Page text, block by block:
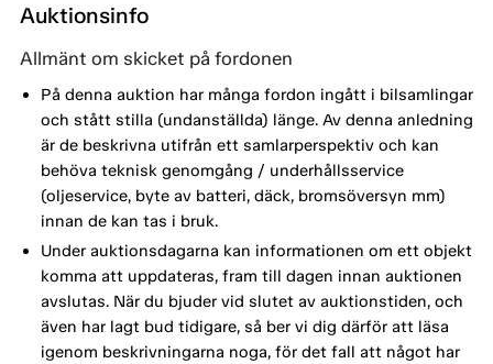
Auktionsinfo
Allmänt om skicket på fordonen
På denna auktion har många fordon ingått i bilsamlingar
och stått stilla (undanställda) länge. Av denna anledning
är de beskrivna utifrån ett samlarperspektiv och kan
behöva teknisk genomgång / underhållsservice
(oljeservice, byte av batteri, däck, bromsöversyn mm)
innan de kan tas i bruk.
Under auktionsdagarna kan informationen om ett objekt
komma att uppdateras, fram till dagen innan auktionen
avslutas. När du bjuder vid slutet av auktionstiden, och
även har lagt bud tidigare, så ber vi dig därför att läsa
igenom beskrivningarna noga, för det fall att något har